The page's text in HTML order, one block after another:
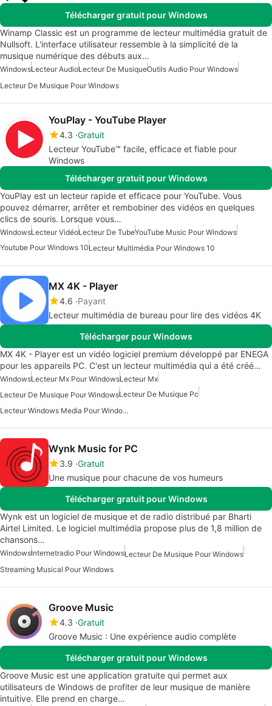
Télécharger gratuit pour Windows
Winamp Classic est un programme de lecteur multimédia gratuit de
Nullsoft. L'interface utilisateur ressemble à la simplicité de la
musique numérique des débuts aux…
WindowsLecteur AudioLecteur De MusiqueOutils Audio Pour Windows
Lecteur De Musique Pour Windows
YouPlay - YouTube Player
4.3 Gratuit
Lecteur YouTube™ facile, efficace et fiable pour
Windows
Télécharger gratuit pour Windows
YouPlay est un lecteur rapide et efficace pour YouTube. Vous
pouvez démarrer, arrêter et rembobiner des vidéos en quelques
clics de souris. Lorsque vous…
WindowsLecteur VidéoLecteur De TubeYouTube Music Pour Windows
Youtube Pour Windows 10Lecteur Multimédia Pour Windows 10
MX 4K - Player
4.6 Payant
Lecteur multimédia de bureau pour lire des vidéos 4K
Télécharger pour Windows
MX 4K - Player est un vidéo logiciel premium développé par ENEGA
pour les appareils PC. C'est un lecteur multimédia qui a été créé…
WindowsLecteur Mx Pour WindowsLecteur Mx
Lecteur De Musique Pour WindowsLecteur De Musique Pc
Lecteur Windows Media Pour Windows 10
Wynk Music for PC
3.9 Gratuit
Une musique pour chacune de vos humeurs
Télécharger gratuit pour Windows
Wynk est un logiciel de musique et de radio distribué par Bharti
Airtel Limited. Le logiciel multimédia propose plus de 1,8 million de
chansons…
WindowsInternetradio Pour WindowsLecteur De Musique Pour Windows
Streaming Musical Pour Windows
Groove Music
4.3 Gratuit
Groove Music : Une expérience audio complète
Télécharger gratuit pour Windows
Groove Music est une application gratuite qui permet aux
utilisateurs de Windows de profiter de leur musique de manière
intuitive. Elle prend en charge…